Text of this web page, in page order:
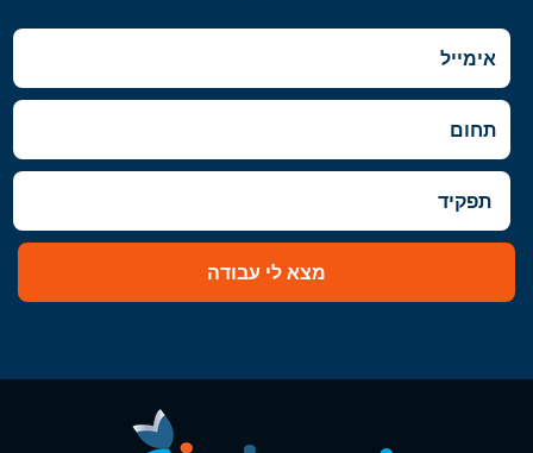
מצא לי עבודה